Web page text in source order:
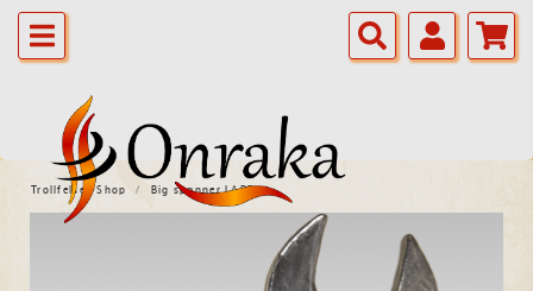
Trollfelsen Shop Big spanner LARP